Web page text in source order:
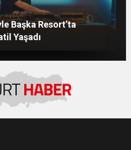
Başka Resort’ta
Yaşadı
DND Cyprus ve DND Larnaka Gençler
Birliği, Başarılı Sezonun Ardından İskele
MANKENİN KULİSLERİ
YENİ PROJELER YOLDA!